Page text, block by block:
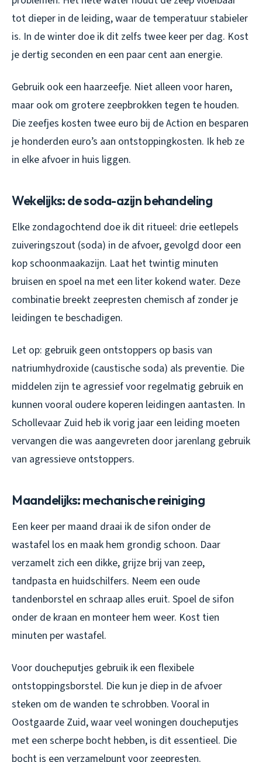
tot dieper in de leiding, waar de temperatuur stabieler
is. In de winter doe ik dit zelfs twee keer per dag. Kost
je dertig seconden en een paar cent aan energie.
Gebruik ook een haarzeefje. Niet alleen voor haren,
maar ook om grotere zeepbrokken tegen te houden.
Die zeefjes kosten twee euro bij de Action en besparen
je honderden euro’s aan ontstoppingkosten. Ik heb ze
in elke afvoer in huis liggen.
Wekelijks: de soda-azijn behandeling
Elke zondagochtend doe ik dit ritueel: drie eetlepels
zuiveringszout (soda) in de afvoer, gevolgd door een
kop schoonmaakazijn. Laat het twintig minuten
bruisen en spoel na met een liter kokend water. Deze
combinatie breekt zeepresten chemisch af zonder je
leidingen te beschadigen.
Let op: gebruik geen ontstoppers op basis van
natriumhydroxide (caustische soda) als preventie. Die
middelen zijn te agressief voor regelmatig gebruik en
kunnen vooral oudere koperen leidingen aantasten. In
Schollevaar Zuid heb ik vorig jaar een leiding moeten
vervangen die was aangevreten door jarenlang gebruik
van agressieve ontstoppers.
Maandelijks: mechanische reiniging
Een keer per maand draai ik de sifon onder de
wastafel los en maak hem grondig schoon. Daar
verzamelt zich een dikke, grijze brij van zeep,
tandpasta en huidschilfers. Neem een oude
tandenborstel en schraap alles eruit. Spoel de sifon
onder de kraan en monteer hem weer. Kost tien
minuten per wastafel.
Voor doucheputjes gebruik ik een flexibele
ontstoppingsborstel. Die kun je diep in de afvoer
steken om de wanden te schrobben. Vooral in
Oostgaarde Zuid, waar veel woningen doucheputjes
met een scherpe bocht hebben, is dit essentieel. Die
bocht is een verzamelpunt voor zeepresten.